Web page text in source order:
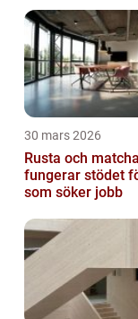
30 mars 2026
Rusta och matcha så
fungerar stödet
som söker jobb